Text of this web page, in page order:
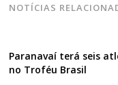
NOTÍCIAS
Paranavaí terá seis
no Troféu Brasil